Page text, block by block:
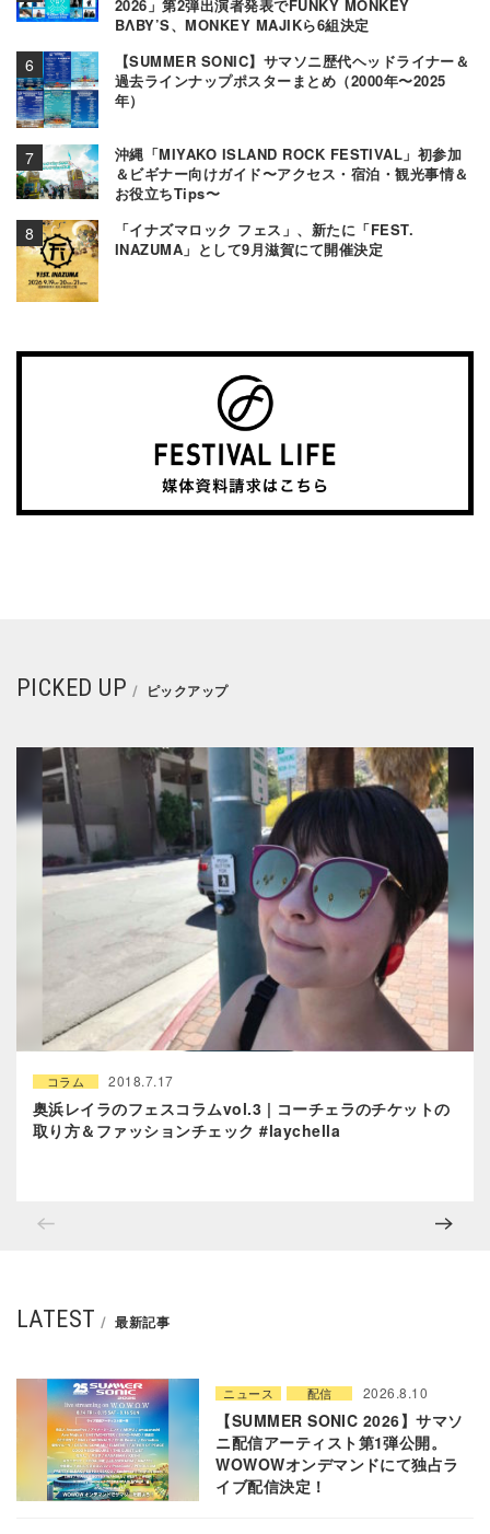
2026」第2弾出演者発表でFUNKY MONKEY
BΛBY’S、MONKEY MAJIKら6組決定
【SUMMER SONIC】サマソニ歴代ヘッドライナー＆
過去ラインナップポスターまとめ（2000年〜2025
年）
沖縄「MIYAKO ISLAND ROCK FESTIVAL」初参加
＆ビギナー向けガイド〜アクセス・宿泊・観光事情＆
お役立ちTips〜
「イナズマロック フェス」、新たに「FEST.
INAZUMA」として9月滋賀にて開催決定
PICKED UP ピックアップ
コラム 2018.7.17
奥浜レイラのフェスコラムvol.3 | コーチェラのチケットの
取り方＆ファッションチェック #laychella
LATEST 最新記事
ニュース 配信 2026.8.10
【SUMMER SONIC 2026】サマソ
ニ配信アーティスト第1弾公開。
WOWOWオンデマンドにて独占ラ
イブ配信決定！